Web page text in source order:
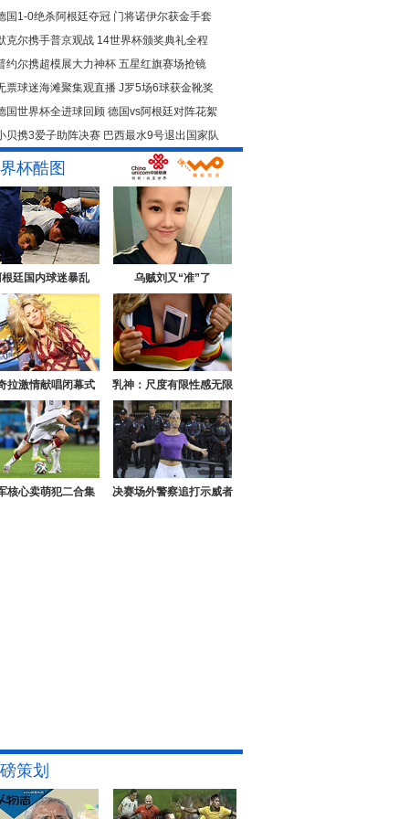
国1-0绝杀阿根廷夺冠 门将诺伊尔获金手套
克尔携手普京观战 14世界杯颁奖典礼全程
约尔携超模展大力神杯 五星红旗赛场抢镜
票球迷海滩聚集观直播 J罗5场6球获金靴奖
国世界杯全进球回顾 德国vs阿根廷对阵花絮
贝携3爱子助阵决赛 巴西最水9号退出国家队
杯酷图
廷国内球迷暴乱 乌贼刘又“准”了
拉激情献唱闭幕式 乳神：尺度有限性感无限
核心卖萌犯二合集 决赛场外警察追打示威者
策划